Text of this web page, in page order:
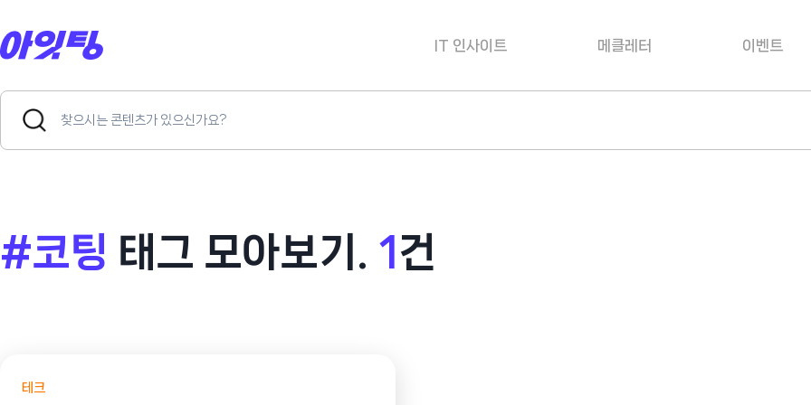
to
content
IT 인사이트 메클레터 이벤트
Search
Search
Button
#코팅 태그 모아보기. 1 건
테크